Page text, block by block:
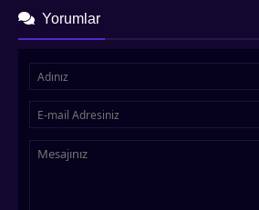
İzledim
1. Sezon 9. Bölüm
İzledim
İzledim
İzledim
1. Sezon 13. Bölüm
Yorumlar